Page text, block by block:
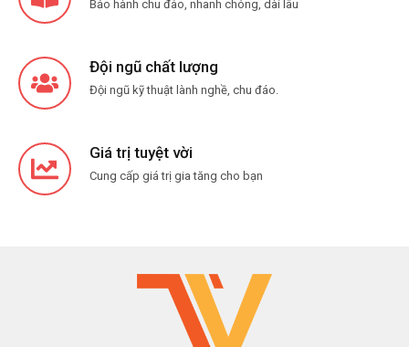
Bảo hành chu đáo, nhanh chóng, dài lâu
Đội ngũ chất lượng
Đội ngũ kỹ thuật lành nghề, chu đáo.
Giá trị tuyệt vời
Cung cấp giá trị gia tăng cho bạn